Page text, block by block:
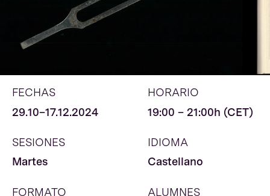
29.10–17.12.2024
FORMATO
Online
LINKS
16